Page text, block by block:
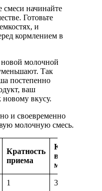
начинайте
Готовьте
и
кормлением в
новой молочной
Так
постепенно
ваш
вкусу.
и своевременно
молочную смесь.
Кратность
приема
Количество
в сутки,
мл
1 30